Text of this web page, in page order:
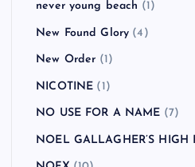
never young beach (1)
New Found Glory (4)
New Order (1)
NICOTINE (1)
NO USE FOR A NAME (7)
NOEL GALLAGHER’S HIGH